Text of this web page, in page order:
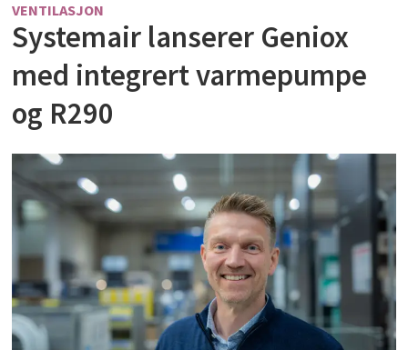
VENTILASJON
Systemair lanserer Geniox
med integrert varmepumpe
og R290